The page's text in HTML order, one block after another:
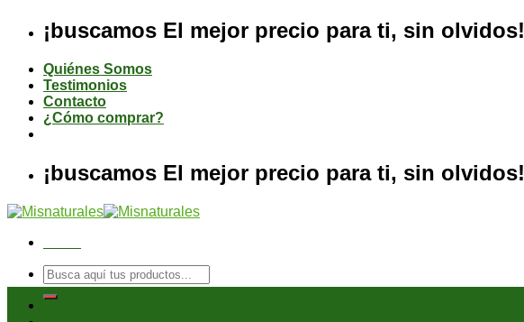
¡buscamos El mejor precio para ti, sin olvidos!
Quiénes Somos
Testimonios
Contacto
¿Cómo comprar?
¡buscamos El mejor precio para ti, sin olvidos!
Buscar
por: